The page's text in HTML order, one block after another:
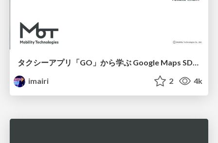
タクシーアプリ「GO」から学ぶ Google Maps SDK 活用術
imairi
2 4k